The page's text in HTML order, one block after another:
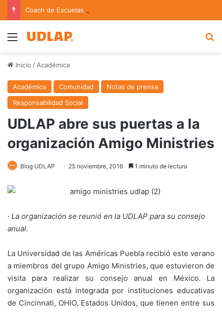
Menu
Inicio / Académica
Académica Comunidad
Notas de prensa
Responsabilidad Social
UDLAP abre sus puertas a la
organización Amigo Ministries
Blog UDLAP 25 noviembre, 2016 1 minuto de lectura
· La organización se reunió en la UDLAP para su consejo
anual.
La Universidad de las Américas Puebla recibió este verano
a miembros del grupo Amigo Ministries, que estuvieron de
visita para realizar su consejo anual en México. La
organización está integrada por instituciones educativas
de Cincinnati, OHIO, Estados Unidos, que tienen entre sus